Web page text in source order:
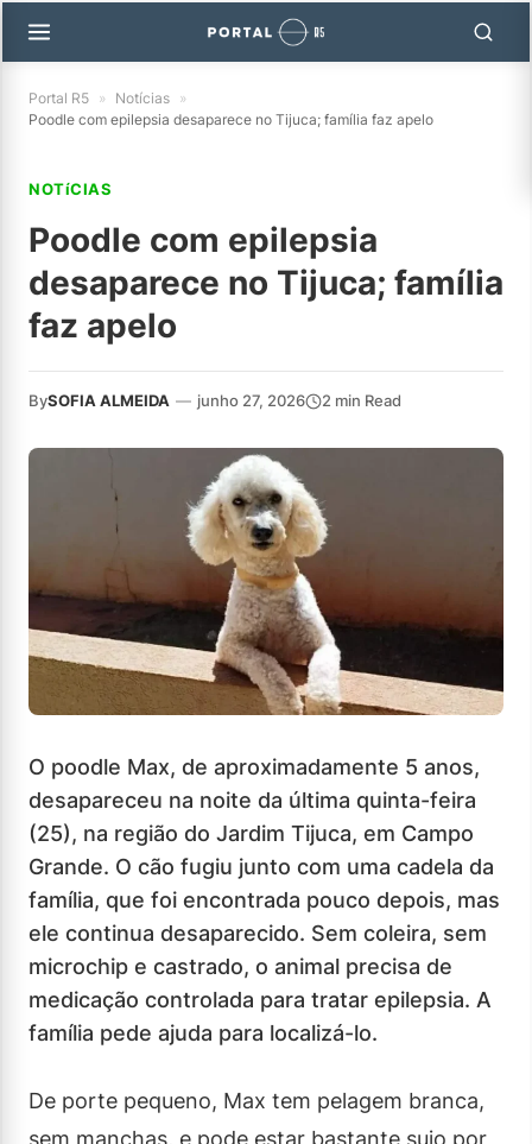
Portal R5 » Notícias »
Poodle com epilepsia desaparece no Tijuca; família faz apelo
NOTíCIAS
Poodle com epilepsia
desaparece no Tijuca; família
faz apelo
BySOFIA ALMEIDA — junho 27, 2026 2 min Read
O poodle Max, de aproximadamente 5 anos,
desapareceu na noite da última quinta-feira
(25), na região do Jardim Tijuca, em Campo
Grande. O cão fugiu junto com uma cadela da
família, que foi encontrada pouco depois, mas
ele continua desaparecido. Sem coleira, sem
microchip e castrado, o animal precisa de
medicação controlada para tratar epilepsia. A
família pede ajuda para localizá-lo.
De porte pequeno, Max tem pelagem branca,
sem manchas, e pode estar bastante sujo por